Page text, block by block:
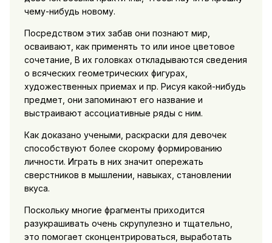
чему-нибудь новому.
Посредством этих забав они познают мир,
осваивают, как применять то или иное цветовое
сочетание, В их головках откладываются сведения
о всяческих геометрических фигурах,
художественных приемах и пр. Рисуя какой-нибудь
предмет, они запоминают его название и
выстраивают ассоциативные ряды с ним.
Как доказано учеными, раскраски для девочек
способствуют более скорому формированию
личности. Играть в них значит опережать
сверстников в мышлении, навыках, становлении
вкуса.
Поскольку многие фрагменты приходится
разукрашивать очень скрупулезно и тщательно,
это помогает сконцентрироваться, выработать